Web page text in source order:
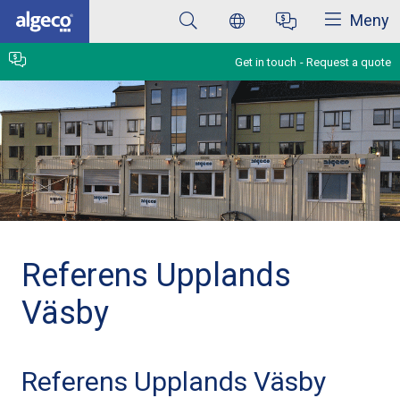
Skip
main
content
Meny
Get in touch Request a quote
Referens Upplands
Väsby
Referens Upplands Väsby